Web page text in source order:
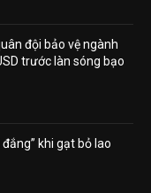
đội bảo vệ ngành
trước làn sóng bạo
khi gạt bỏ lao